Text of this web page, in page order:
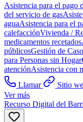
Asistencia para el pago
del servicio de gas
aguaAsistencia para el
calefacciónVivienda /
medicamentos recetados
públicosGestión de
para Personas sin Hogar
atenciónAsistencia con
Llamar
Sitio
Ver más
Recurso Digital del